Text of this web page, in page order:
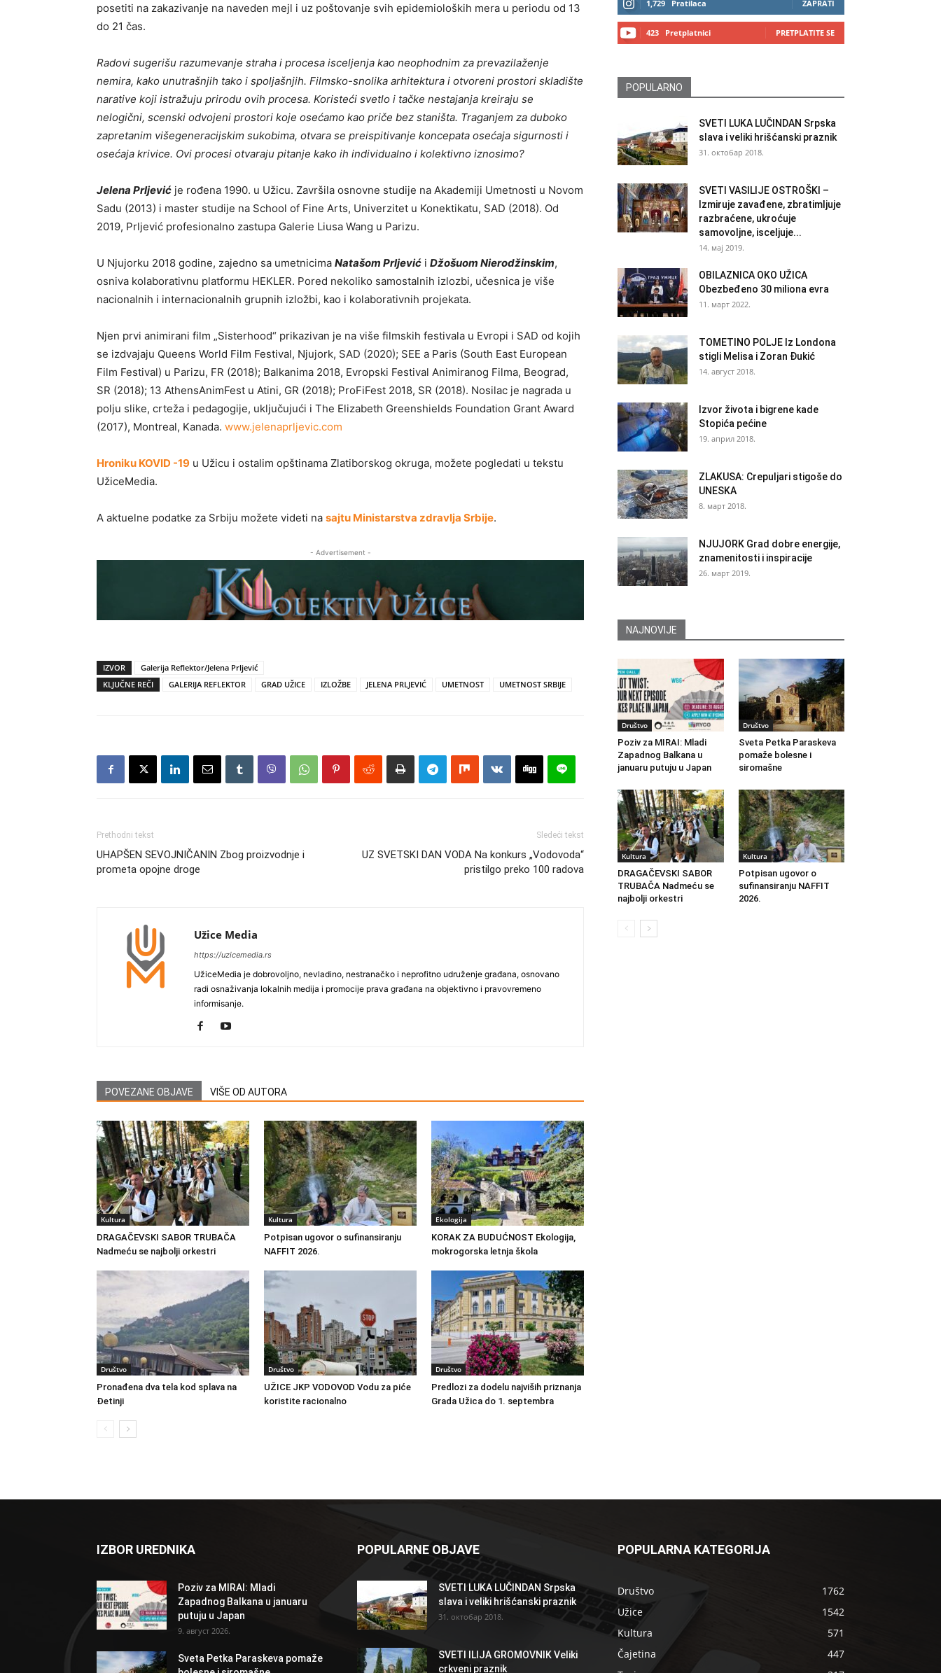
posetiti na zakazivanje na naveden mejl i uz poštovanje svih epidemioloških mera u periodu od 13
do 21 čas.
Radovi sugerišu razumevanje straha i procesa isceljenja kao neophodnim za prevazilaženje
nemira, kako unutrašnjih tako i spoljašnjih. Filmsko-snolika arhitektura i otvoreni prostori skladište
narative koji istražuju prirodu ovih procesa. Koristeći svetlo i tačke nestajanja kreiraju se
nelogični, scenski odvojeni prostori koje osećamo kao priče bez staništa. Traganjem za duboko
zapretanim višegeneracijskim sukobima, otvara se preispitivanje koncepata osećaja sigurnosti i
osećaja krivice. Ovi procesi otvaraju pitanje kako ih individualno i kolektivno iznosimo?
Jelena Prljević je rođena 1990. u Užicu. Završila osnovne studije na Akademiji Umetnosti u Novom
Sadu (2013) i master studije na School of Fine Arts, Univerzitet u Konektikatu, SAD (2018). Od
2019, Prljević profesionalno zastupa Galerie Liusa Wang u Parizu.
U Njujorku 2018 godine, zajedno sa umetnicima Natašom Prljević i Džošuom Nierodžinskim,
osniva kolaborativnu platformu HEKLER. Pored nekoliko samostalnih izlozbi, učesnica je više
nacionalnih i internacionalnih grupnih izložbi, kao i kolaborativnih projekata.
Njen prvi animirani film „Sisterhood“ prikazivan je na više filmskih festivala u Evropi i SAD od kojih
se izdvajaju Queens World Film Festival, Njujork, SAD (2020); SEE a Paris (South East European
Film Festival) u Parizu, FR (2018); Balkanima 2018, Evropski Festival Animiranog Filma, Beograd,
SR (2018); 13 AthensAnimFest u Atini, GR (2018); ProFiFest 2018, SR (2018). Nosilac je nagrada u
polju slike, crteža i pedagogije, uključujući i The Elizabeth Greenshields Foundation Grant Award
(2017), Montreal, Kanada. www.jelenaprljevic.com
Hroniku KOVID -19 u Užicu i ostalim opštinama Zlatiborskog okruga, možete pogledati u tekstu
UžiceMedia.
A aktuelne podatke za Srbiju možete videti na sajtu Ministarstva zdravlja Srbije.
- Advertisement -
IZVOR
Galerija Reflektor/Jelena Prljević
KLJUČNE REČI
GALERIJA REFLEKTOR GRAD UŽICE IZLOŽBE JELENA PRLJEVIĆ UMETNOST UMETNOST SRBIJE
Prethodni tekst
UHAPŠEN SEVOJNIČANIN Zbog proizvodnje i
prometa opojne droge
Sledeći tekst
UZ SVETSKI DAN VODA Na konkurs „Vodovoda“
pristilgo preko 100 radova
Užice Media
https://uzicemedia.rs
UžiceMedia je dobrovoljno, nevladino, nestranačko i neprofitno udruženje građana, osnovano
radi osnaživanja lokalnih medija i promocije prava građana na objektivno i pravovremeno
informisanje.
POVEZANE OBJAVE VIŠE OD AUTORA
Kultura
DRAGAČEVSKI SABOR TRUBAČA
Nadmeću se najbolji orkestri
Kultura
Potpisan ugovor o sufinansiranju
NAFFIT 2026.
Ekologija
KORAK ZA BUDUĆNOST Ekologija,
mokrogorska letnja škola
Društvo
Pronađena dva tela kod splava na
Đetinji
Društvo
UŽICE JKP VODOVOD Vodu za piće
koristite racionalno
Društvo
Predlozi za dodelu najviših priznanja
Grada Užica do 1. septembra
1,729 Pratilaca ZAPRATI
423 Pretplatnici PRETPLATITE SE
POPULARNO
SVETI LUKA LUČINDAN Srpska
slava i veliki hrišćanski praznik
31. октобар 2018.
SVETI VASILIJE OSTROŠKI –
Izmiruje zavađene, zbratimljuje
razbraćene, ukroćuje
samovoljne, isceljuje...
14. мај 2019.
OBILAZNICA OKO UŽICA
Obezbeđeno 30 miliona evra
11. март 2022.
TOMETINO POLJE Iz Londona
stigli Melisa i Zoran Đukić
14. август 2018.
Izvor života i bigrene kade
Stopića pećine
19. април 2018.
ZLAKUSA: Crepuljari stigoše do
UNESKA
8. март 2018.
NJUJORK Grad dobre energije,
znamenitosti i inspiracije
26. март 2019.
NAJNOVIJE
Društvo
Poziv za MIRAI: Mladi
Zapadnog Balkana u
januaru putuju u Japan
Društvo
Sveta Petka Paraskeva
pomaže bolesne i
siromašne
Kultura
DRAGAČEVSKI SABOR
TRUBAČA Nadmeću se
najbolji orkestri
Kultura
Potpisan ugovor o
sufinansiranju NAFFIT
2026.
IZBOR UREDNIKA
Poziv za MIRAI: Mladi
Zapadnog Balkana u januaru
putuju u Japan
9. август 2026.
Sveta Petka Paraskeva pomaže
POPULARNE OBJAVE
SVETI LUKA LUČINDAN Srpska
slava i veliki hrišćanski praznik
31. октобар 2018.
SVETI ILIJA GROMOVNIK Veliki
crkveni praznik
POPULARNA KATEGORIJA
Društvo
1762
Užice
1542
Kultura
571
Čajetina
447